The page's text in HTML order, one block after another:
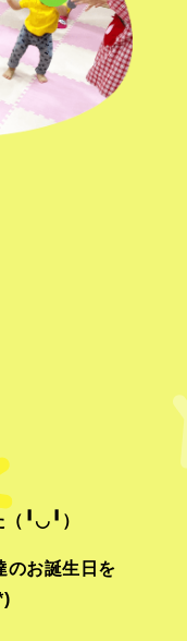
（╹◡╹）
のお誕生日を